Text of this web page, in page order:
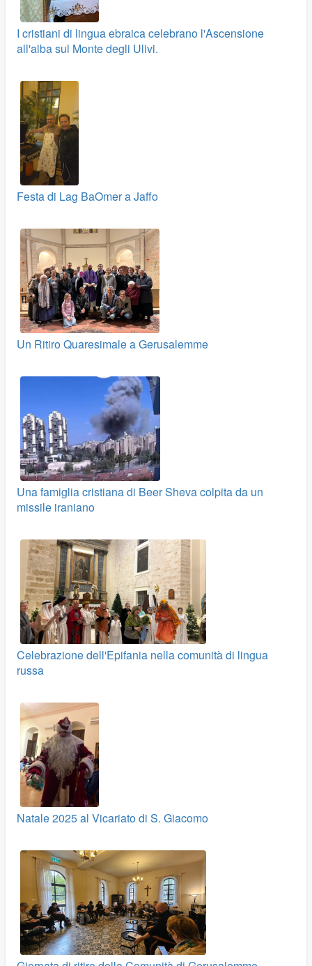
I cristiani di lingua ebraica celebrano l'Ascensione
all'alba sul Monte degli Ulivi.
Festa di Lag BaOmer a Jaffo
Un Ritiro Quaresimale a Gerusalemme
Una famiglia cristiana di Beer Sheva colpita da un
missile iraniano
Celebrazione dell'Epifania nella comunità di lingua
russa
Natale 2025 al Vicariato di S. Giacomo